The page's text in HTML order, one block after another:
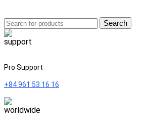
Search
Pro Support
+84 961 53 16 16